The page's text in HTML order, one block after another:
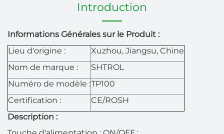
Introduction
Informations Générales sur le Produit :
Lieu d'origine :
Xuzhou, Jiangsu, Chine
Nom de marque :
SHTROL
Numéro de modèle :TP100
Certification :
CE/ROSH
Description :